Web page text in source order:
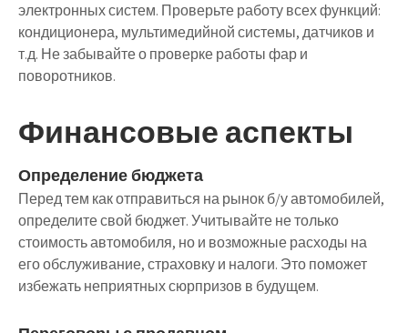
электронных систем. Проверьте работу всех функций:
кондиционера, мультимедийной системы, датчиков и
т.д. Не забывайте о проверке работы фар и
поворотников.
Финансовые аспекты
Определение бюджета
Перед тем как отправиться на рынок б/у автомобилей,
определите свой бюджет. Учитывайте не только
стоимость автомобиля, но и возможные расходы на
его обслуживание, страховку и налоги. Это поможет
избежать неприятных сюрпризов в будущем.